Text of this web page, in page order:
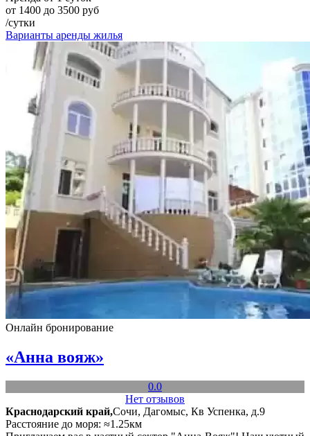
от 1400 до 3500 руб
/сутки
Варианты аренды жилья
Онлайн бронирование
«Анна вояж»
0.0
Нет отзывов
Краснодарский край,Сочи, Дагомыс, Кв Успенка, д.9
Расстояние до моря: ≈1.25км